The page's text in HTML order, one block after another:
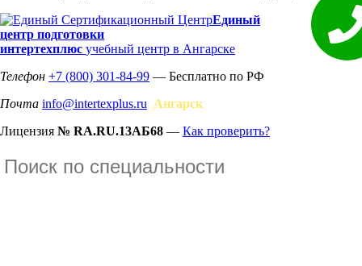
Единый
центр подготовки
интертехплюс учебный центр в Ангарске
Телефон +7 (800) 301-84-99 — Бесплатно по РФ
Почта info@intertexplus.ru Ангарск
Лицензия № RA.RU.13АБ68 — Как проверить?